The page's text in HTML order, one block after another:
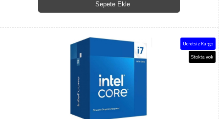
Sepete Ekle
Ücretsiz Kargo
Stokta yok